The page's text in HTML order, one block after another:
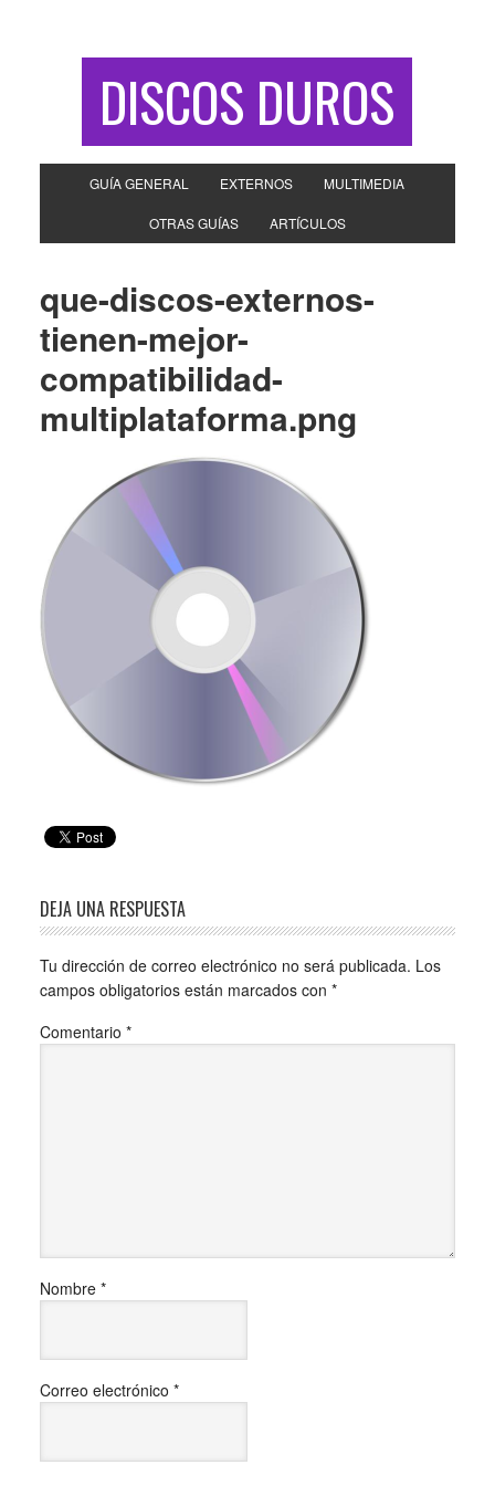
DISCOS DUROS
GUÍA GENERAL EXTERNOS MULTIMEDIA
OTRAS GUÍAS ARTÍCULOS
que-discos-externos-
tienen-mejor-
compatibilidad-
multiplataforma.png
DEJA UNA RESPUESTA
Tu dirección de correo electrónico no será publicada. Los
campos obligatorios están marcados con *
Comentario *
Nombre *
Correo electrónico *